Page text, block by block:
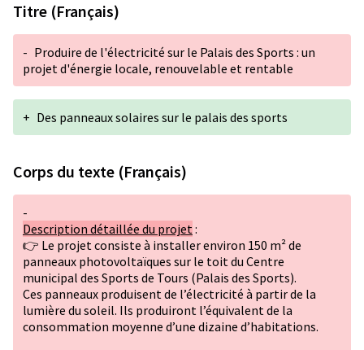
Titre (Français)
- Produire de l'électricité sur le Palais des Sports : un
projet d'énergie locale, renouvelable et rentable
+ Des panneaux solaires sur le palais des sports
Corps du texte (Français)
-
Description détaillée du projet:
👉 Le projet consiste à installer environ 150 m² de
panneaux photovoltaïques sur le toit du Centre
municipal des Sports de Tours (Palais des Sports).
Ces panneaux produisent de l’électricité à partir de la
lumière du soleil. Ils produiront l’équivalent de la
consommation moyenne d’une dizaine d’habitations.